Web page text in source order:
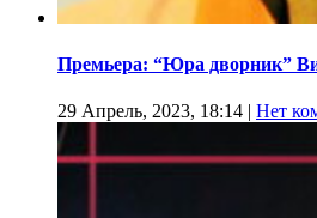
Премьера: “Юра дворник”
29 Апрель, 2023, 18:14 | Нет